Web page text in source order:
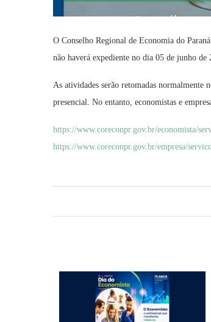
O Conselho Regional de Economia do
não haverá expediente no dia 05 de junho de
As atividades serão retomadas normalmente
presencial. No entanto, economistas e
https://www.coreconpr.gov.br/economista/
https://www.coreconpr.gov.br/empresa/